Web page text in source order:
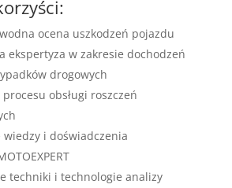
ocena uszkodzeń pojazdu
ekspertyza w zakresie dochodzeń
drogowych
obsługi roszczeń
wiedzy i doświadczenia
techniki i technologie analizy